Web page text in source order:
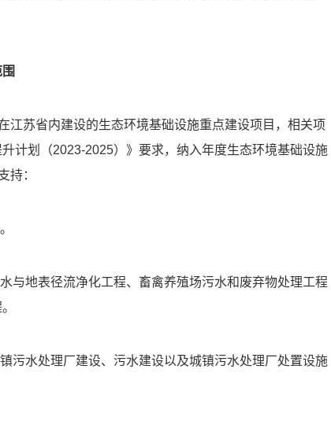
江苏省内建设的生态环境基础设施重点建设项目，相关项
计划（2023-2025）》要求，纳入年度生态环境基础设施
持：
与地表径流净化工程、畜禽养殖场污水和废弃物处理工程
污水处理厂建设、污水建设以及城镇污水处理厂处置设施